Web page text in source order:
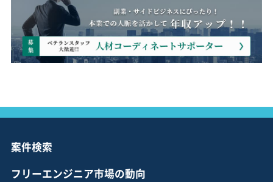
案件検索
フリーエンジニア市場の動向